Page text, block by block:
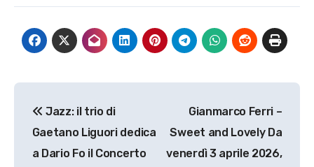
articoli
Jazz: il trio di
Gaetano Liguori dedica
a Dario Fo il Concerto
Gianmarco Ferri –
Sweet and Lovely Da
venerdì 3 aprile 2026,